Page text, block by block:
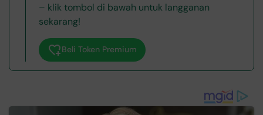
– klik tombol di bawah untuk langganan
sekarang!
Beli Token Premium